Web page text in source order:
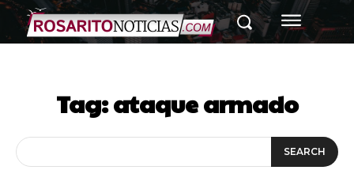
Tag:ataque armado
SEARCH